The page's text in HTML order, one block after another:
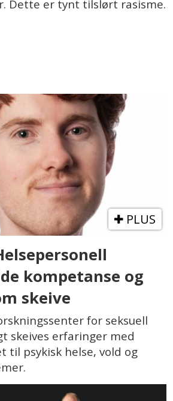
Dette er tynt tilslørt rasisme.
PLUS
kompetanse og
skeive
for seksuell
skeives erfaringer med
til psykisk helse, vold og